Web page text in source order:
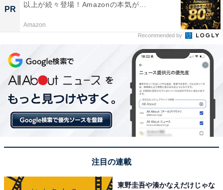
さらに、キャンペーン対象施設の中には、期間限定のス
ペシャルプランや豪華特典が付く場合もあります。旅行
をお得に楽しみたい方は、ぜひこの機会を活用しましょ
う。
楽天トラベルでキャンペーンを見る
PR
以上が続々登場！Amazonの本気が...
Amazon
Recommended by
注目の連載
東野圭吾や湊かなえだけじゃな